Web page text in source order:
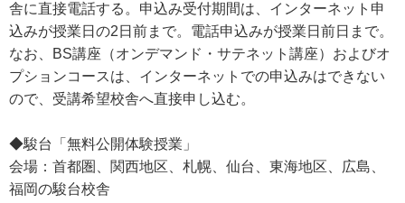
舎に直接電話する。申込み受付期間は、インターネット申
込みが授業日の2日前まで。電話申込みが授業日前日まで。
なお、BS講座（オンデマンド・サテネット講座）およびオ
プションコースは、インターネットでの申込みはできない
ので、受講希望校舎へ直接申し込む。
◆駿台「無料公開体験授業」
会場：首都圏、関西地区、札幌、仙台、東海地区、広島、
福岡の駿台校舎